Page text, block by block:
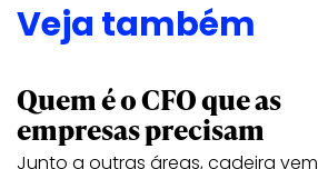
Veja também
Quem é o CFO que as
empresas precisam
Junto a outras áreas, cadeira vem